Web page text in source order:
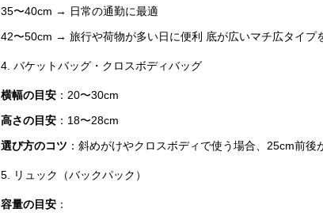
35〜40cm → 日常の通勤に最適
42〜50cm → 旅行や荷物が多い日に便利 底が広いマチ広タイプ
4. バケットバッグ・クロスボディバッグ
横幅の目安 ：20〜30cm
高さの目安 ：18〜28cm
選び方のコツ ：斜めがけやクロスボディで使う場合、25cm前
5. リュック（バックパック）
容量の目安 ：